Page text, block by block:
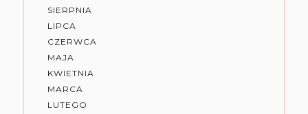
SIERPNIA
LIPCA
CZERWCA
MAJA
KWIETNIA
MARCA
LUTEGO